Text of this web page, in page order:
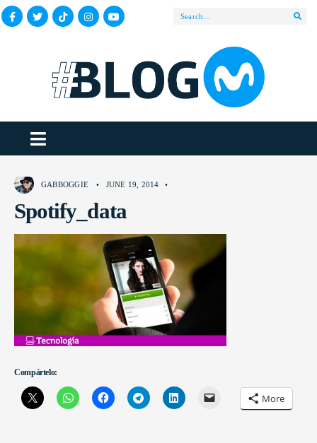
GABBOGGIE • JUNE 19, 2014 •
Spotify_data
Compártelo:
More